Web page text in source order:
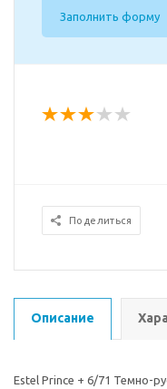
Заполнить форму
Поделиться
Описание
Estel Prince + 6/71 Темно-